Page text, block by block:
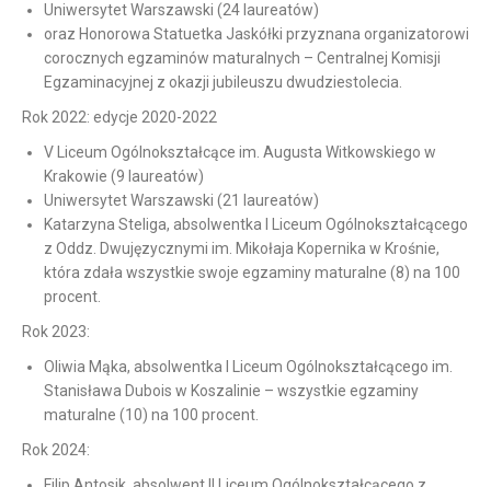
Uniwersytet Warszawski (24 laureatów)
oraz Honorowa Statuetka Jaskółki przyznana organizatorowi
corocznych egzaminów maturalnych – Centralnej Komisji
Egzaminacyjnej z okazji jubileuszu dwudziestolecia.
Rok 2022: edycje 2020-2022
V Liceum Ogólnokształcące im. Augusta Witkowskiego w
Krakowie (9 laureatów)
Uniwersytet Warszawski (21 laureatów)
Katarzyna Steliga, absolwentka I Liceum Ogólnokształcącego
z Oddz. Dwujęzycznymi im. Mikołaja Kopernika w Krośnie,
która zdała wszystkie swoje egzaminy maturalne (8) na 100
procent.
Rok 2023:
Oliwia Mąka, absolwentka I Liceum Ogólnokształcącego im.
Stanisława Dubois w Koszalinie – wszystkie egzaminy
maturalne (10) na 100 procent.
Rok 2024: